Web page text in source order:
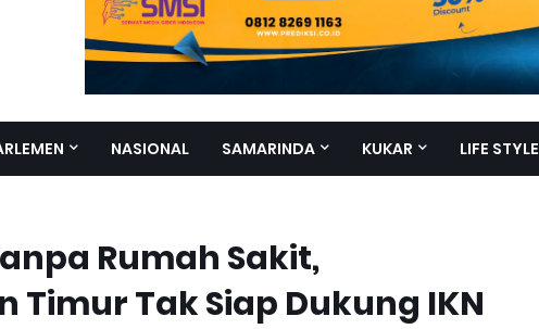
NASIONAL SAMARINDA KUKAR LIFE STYLE
Rumah Sakit,
Timur Tak Siap Dukung IKN